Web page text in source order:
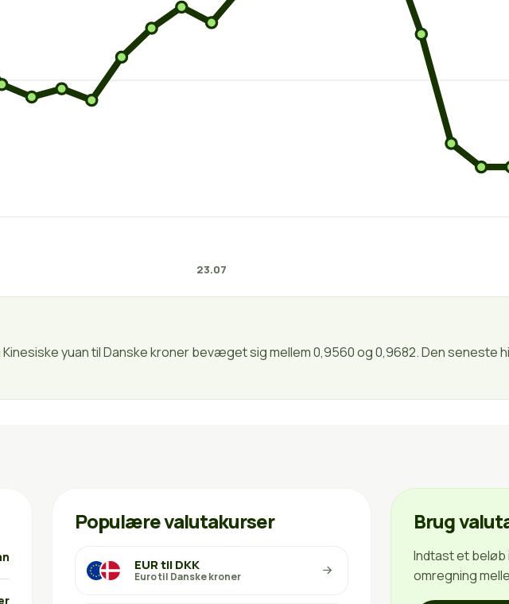
23.07
Kinesiske yuan til Danske kroner bevæget sig mellem 0,9560 og 0,9682. Den seneste
Populære valutakurser
EUR til DKK
Euro til Danske kroner
Brug
Indtast et
omregning